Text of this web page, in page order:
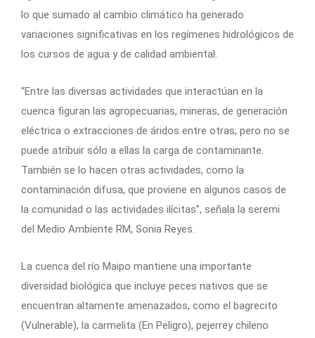
lo que sumado al cambio climático ha generado
variaciones significativas en los regímenes hidrológicos de
los cursos de agua y de calidad ambiental.
“Entre las diversas actividades que interactúan en la
cuenca figuran las agropecuarias, mineras, de generación
eléctrica o extracciones de áridos entre otras, pero no se
puede atribuir sólo a ellas la carga de contaminante.
También se lo hacen otras actividades, como la
contaminación difusa, que proviene en algunos casos de
la comunidad o las actividades ilícitas”, señala la seremi
del Medio Ambiente RM, Sonia Reyes.
La cuenca del río Maipo mantiene una importante
diversidad biológica que incluye peces nativos que se
encuentran altamente amenazados, como el bagrecito
(Vulnerable), la carmelita (En Peligro), pejerrey chileno